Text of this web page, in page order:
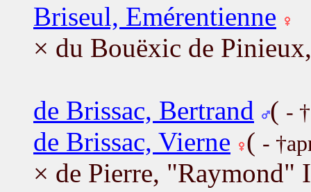
Briseul, Emérentienne
× du Bouëxic de
de Brissac, Bertrand ( -
de Brissac, Vierne ( -
× de Pierre, "Raymond"